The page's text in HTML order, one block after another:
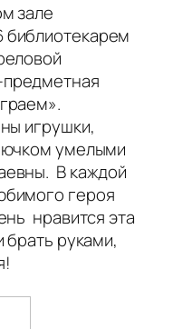
зале
игрушки,
умелыми
В каждой
героя
нравится эта
брать руками,